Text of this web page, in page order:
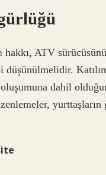
hakkı, ATV
dahil